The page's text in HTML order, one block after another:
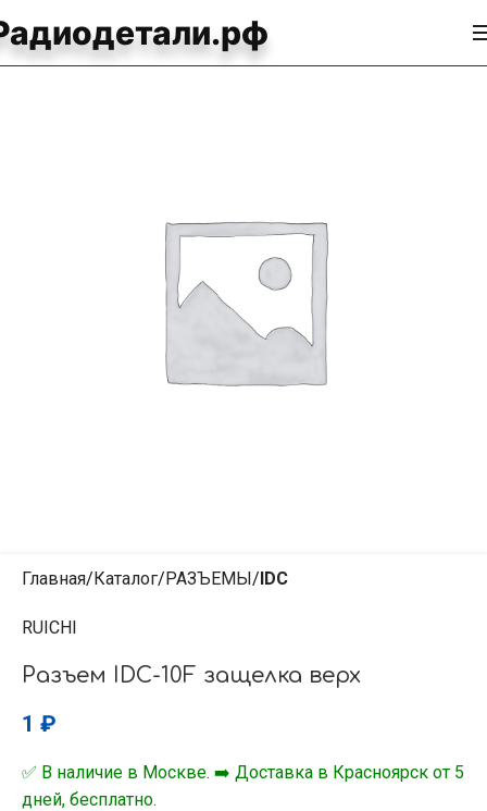
Главная Каталог РАЗЪЕМЫ IDC
RUICHI
Разъем IDC-10F защелка верх
1 ₽
✅ В наличие в Москве. ➡️ Доставка в Красноярск от 5
дней, бесплатно.